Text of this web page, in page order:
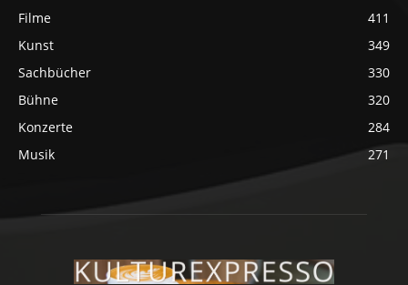
Filme
411
Kunst
349
Sachbücher
330
Bühne
320
Konzerte
284
Musik
271